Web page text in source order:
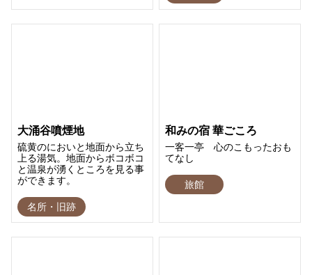
大涌谷噴煙地
硫黄のにおいと地面から立ち
上る湯気。地面からボコボコ
と温泉が湧くところを見る事
ができます。
名所・旧跡
和みの宿 華ごころ
一客一亭 心のこもったおも
てなし
旅館